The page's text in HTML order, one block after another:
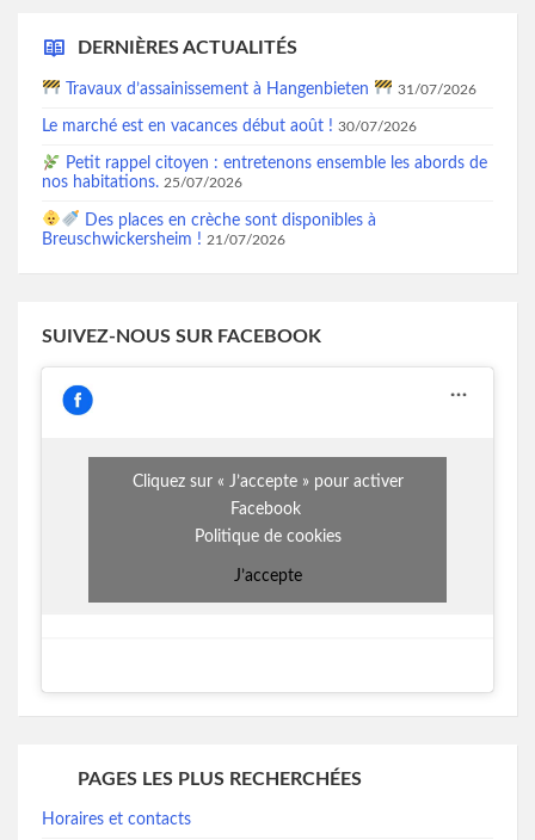
DERNIÈRES ACTUALITÉS
Travaux d’assainissement à Hangenbieten 31/07/2026
Le marché est en vacances début août ! 30/07/2026
Petit rappel citoyen : entretenons ensemble les abords de
nos habitations. 25/07/2026
Des places en crèche sont disponibles à
Breuschwickersheim ! 21/07/2026
SUIVEZ-NOUS SUR FACEBOOK
Cliquez sur « J’accepte » pour activer
Facebook
Politique de cookies
J’accepte
PAGES LES PLUS RECHERCHÉES
Horaires et contacts